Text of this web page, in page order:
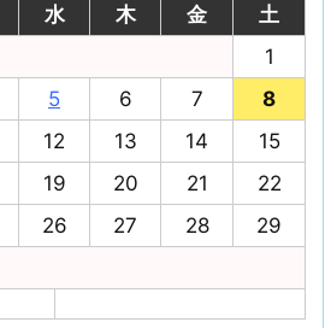
水 木 金
土
1
5 6 7
8
12 13 14
15
19 20 21
22
26 27 28
29